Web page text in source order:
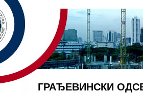
ГРАЂЕВИНСКИ